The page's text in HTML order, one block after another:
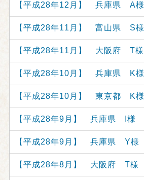
【平成28年12月】 兵庫県 A様
【平成28年11月】 富山県 S様
【平成28年11月】 大阪府 T様
【平成28年10月】 兵庫県 K様
【平成28年10月】 東京都 K様
【平成28年9月】 兵庫県 I様
【平成28年9月】 兵庫県 Y様
【平成28年8月】 大阪府 T様